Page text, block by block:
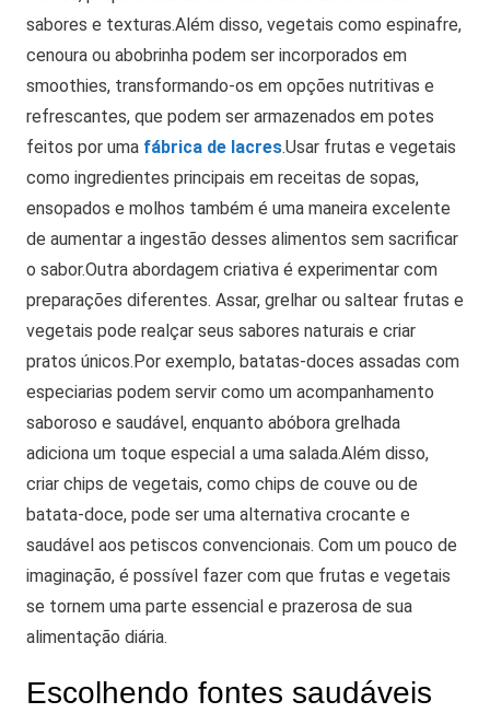
sabores e texturas.Além disso, vegetais como espinafre,
cenoura ou abobrinha podem ser incorporados em
smoothies, transformando-os em opções nutritivas e
refrescantes, que podem ser armazenados em potes
feitos por uma fábrica de lacres.Usar frutas e vegetais
como ingredientes principais em receitas de sopas,
ensopados e molhos também é uma maneira excelente
de aumentar a ingestão desses alimentos sem sacrificar
o sabor.Outra abordagem criativa é experimentar com
preparações diferentes. Assar, grelhar ou saltear frutas e
vegetais pode realçar seus sabores naturais e criar
pratos únicos.Por exemplo, batatas-doces assadas com
especiarias podem servir como um acompanhamento
saboroso e saudável, enquanto abóbora grelhada
adiciona um toque especial a uma salada.Além disso,
criar chips de vegetais, como chips de couve ou de
batata-doce, pode ser uma alternativa crocante e
saudável aos petiscos convencionais. Com um pouco de
imaginação, é possível fazer com que frutas e vegetais
se tornem uma parte essencial e prazerosa de sua
alimentação diária.
Escolhendo fontes saudáveis